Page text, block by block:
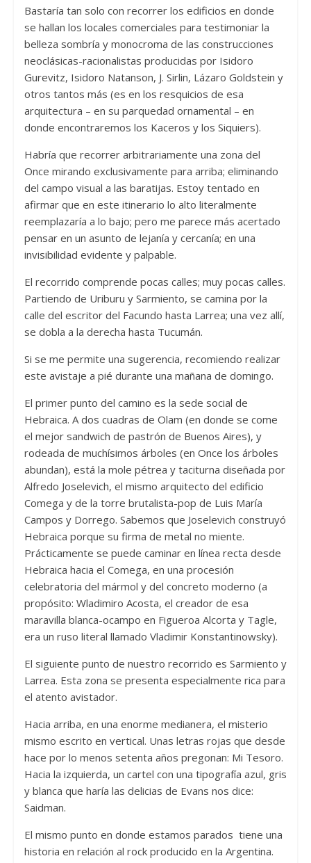
Bastaría tan solo con recorrer los edificios en donde
se hallan los locales comerciales para testimoniar la
belleza sombría y monocroma de las construcciones
neoclásicas-racionalistas producidas por Isidoro
Gurevitz, Isidoro Natanson, J. Sirlin, Lázaro Goldstein y
otros tantos más (es en los resquicios de esa
arquitectura – en su parquedad ornamental – en
donde encontraremos los Kaceros y los Siquiers).
Habría que recorrer arbitrariamente una zona del
Once mirando exclusivamente para arriba; eliminando
del campo visual a las baratijas. Estoy tentado en
afirmar que en este itinerario lo alto literalmente
reemplazaría a lo bajo; pero me parece más acertado
pensar en un asunto de lejanía y cercanía; en una
invisibilidad evidente y palpable.
El recorrido comprende pocas calles; muy pocas calles.
Partiendo de Uriburu y Sarmiento, se camina por la
calle del escritor del Facundo hasta Larrea; una vez allí,
se dobla a la derecha hasta Tucumán.
Si se me permite una sugerencia, recomiendo realizar
este avistaje a pié durante una mañana de domingo.
El primer punto del camino es la sede social de
Hebraica. A dos cuadras de Olam (en donde se come
el mejor sandwich de pastrón de Buenos Aires), y
rodeada de muchísimos árboles (en Once los árboles
abundan), está la mole pétrea y taciturna diseñada por
Alfredo Joselevich, el mismo arquitecto del edificio
Comega y de la torre brutalista-pop de Luis María
Campos y Dorrego. Sabemos que Joselevich construyó
Hebraica porque su firma de metal no miente.
Prácticamente se puede caminar en línea recta desde
Hebraica hacia el Comega, en una procesión
celebratoria del mármol y del concreto moderno (a
propósito: Wladimiro Acosta, el creador de esa
maravilla blanca-ocampo en Figueroa Alcorta y Tagle,
era un ruso literal llamado Vladimir Konstantinowsky).
El siguiente punto de nuestro recorrido es Sarmiento y
Larrea. Esta zona se presenta especialmente rica para
el atento avistador.
Hacia arriba, en una enorme medianera, el misterio
mismo escrito en vertical. Unas letras rojas que desde
hace por lo menos setenta años pregonan: Mi Tesoro.
Hacia la izquierda, un cartel con una tipografía azul, gris
y blanca que haría las delicias de Evans nos dice:
Saidman.
El mismo punto en donde estamos parados tiene una
historia en relación al rock producido en la Argentina.